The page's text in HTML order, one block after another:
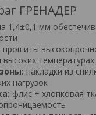
ГРЕНАДЕР
1,4±0,1 мм
прошиты
температурах
накладки из
нагрузок
флис + хлопковая